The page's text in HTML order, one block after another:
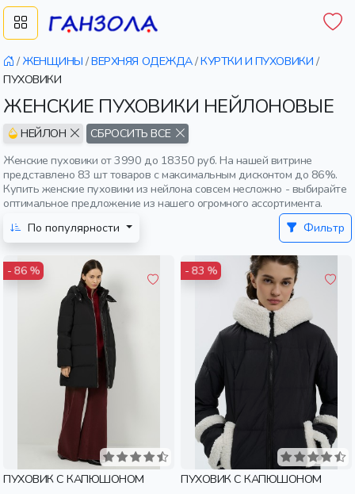
/ ЖЕНЩИНЫ /ВЕРХНЯЯ ОДЕЖДА/КУРТКИ И ПУХОВИКИ /
ПУХОВИКИ
ЖЕНСКИЕ ПУХОВИКИ НЕЙЛОНОВЫЕ
НЕЙЛОН
СБРОСИТЬ ВСЕ
Женские пуховики от 3990 до 18350 руб. На нашей витрине
представлено 83 шт товаров с максимальным дисконтом до 86%.
Купить женские пуховики из нейлона совсем несложно - выбирайте
оптимальное предложение из нашего огромного ассортимента.
По популярности
Фильтр
- 86 %
ПУХОВИК С КАПЮШОНОМ
- 83 %
ПУХОВИК С КАПЮШОНОМ